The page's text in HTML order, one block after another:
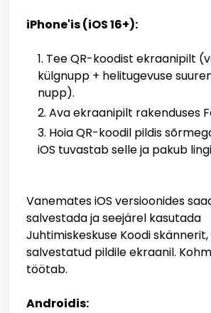
iPhone'is (iOS 16+):
Tee QR-koodist ekraanipilt
külgnupp + helitugevuse
nupp).
Ava ekraanipilt rakenduses
Hoia QR-koodil pildis
iOS tuvastab selle ja pakub
Vanemates iOS versioonides
salvestada ja seejärel kasutada
Juhtimiskeskuse Koodi
salvestatud pildile ekraanil.
töötab.
Androidis: